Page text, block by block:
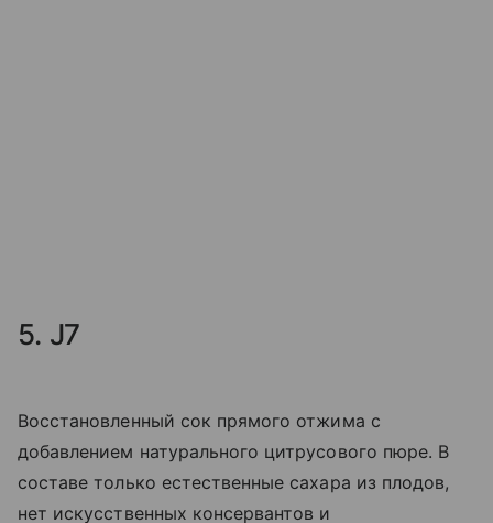
5. J7
Восстановленный сок прямого отжима с
добавлением натурального цитрусового пюре. В
составе только естественные сахара из плодов,
нет искусственных консервантов и